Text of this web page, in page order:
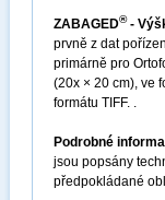
ZABAGED®-
prvně z dat
primárně pro
(20x × 20 cm), ve
formátu TIFF. .
Podrobné
jsou popsány
předpokládané